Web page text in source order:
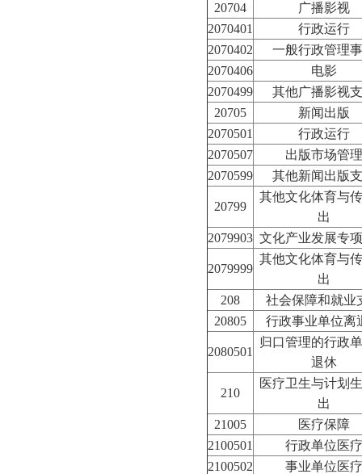
20704
广播影视
2070401
行政运行
2070402
一般行政管理
2070406
电影
2070499
其他广播影视
20705
新闻出版
2070501
行政运行
2070507
出版市场管理
2070599
其他新闻出版
20799
其他文化体育与
出
2079903 文化产业发展专
2079999
其他文化体育与
出
208
社会保障和就业
20805
行政事业单位离
2080501
归口管理的行政
退休
210
医疗卫生与计划
出
21005
医疗保障
2100501
行政单位医疗
2100502
事业单位医疗